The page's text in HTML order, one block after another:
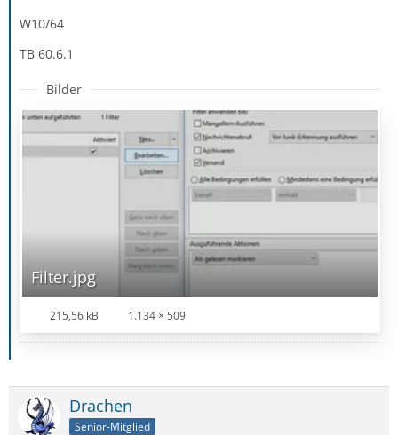
W10/64
TB 60.6.1
Bilder
Filter.jpg
215,56 kB 1.134 × 509
Drachen
Senior-Mitglied